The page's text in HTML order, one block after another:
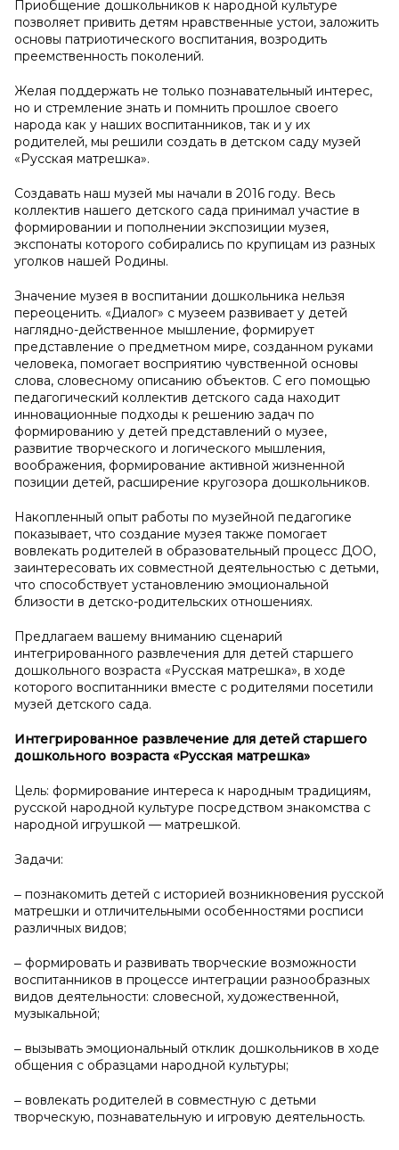
Приобщение дошкольников к народной культуре
позволяет привить детям нравственные устои, заложить
основы патриотического воспитания, возродить
преемственность поколений.
Желая поддержать не только познавательный интерес,
но и стремление знать и помнить прошлое своего
народа как у наших воспитанников, так и у их
родителей, мы решили создать в детском саду музей
«Русская матрешка».
Создавать наш музей мы начали в 2016 году. Весь
коллектив нашего детского сада принимал участие в
формировании и пополнении экспозиции музея,
экспонаты которого собирались по крупицам из разных
уголков нашей Родины.
Значение музея в воспитании дошкольника нельзя
переоценить. «Диалог» с музеем развивает у детей
наглядно-действенное мышление, формирует
представление о предметном мире, созданном руками
человека, помогает восприятию чувственной основы
слова, словесному описанию объектов. С его помощью
педагогический коллектив детского сада находит
инновационные подходы к решению задач по
формированию у детей представлений о музее,
развитие творческого и логического мышления,
воображения, формирование активной жизненной
позиции детей, расширение кругозора дошкольников.
Накопленный опыт работы по музейной педагогике
показывает, что создание музея также помогает
вовлекать родителей в образовательный процесс ДОО,
заинтересовать их совместной деятельностью с детьми,
что способствует установлению эмоциональной
близости в детско-родительских отношениях.
Предлагаем вашему вниманию сценарий
интегрированного развлечения для детей старшего
дошкольного возраста «Русская матрешка», в ходе
которого воспитанники вместе с родителями посетили
музей детского сада.
Интегрированное развлечение для детей старшего
дошкольного возраста «Русская матрешка»
Цель: формирование интереса к народным традициям,
русской народной культуре посредством знакомства с
народной игрушкой — матрешкой.
Задачи:
‒ познакомить детей с историей возникновения русской
матрешки и отличительными особенностями росписи
различных видов;
‒ формировать и развивать творческие возможности
воспитанников в процессе интеграции разнообразных
видов деятельности: словесной, художественной,
музыкальной;
‒ вызывать эмоциональный отклик дошкольников в ходе
общения с образцами народной культуры;
‒ вовлекать родителей в совместную с детьми
творческую, познавательную и игровую деятельность.